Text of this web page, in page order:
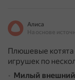
Алиса
Плюшевые котята
игрушек по
Милый